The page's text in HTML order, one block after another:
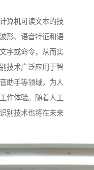
算机可读文本的技
形、语音特征和语
字或命令，从而实
技术广泛应用于智
助手等领域，为人
作体验。随着人工
别技术也将在未来